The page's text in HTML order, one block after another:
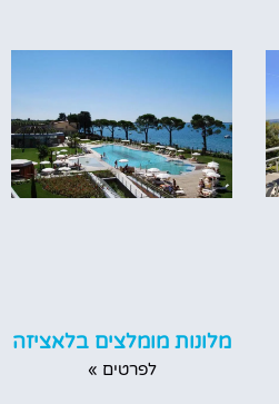
מלונות מומלצים בלאציזה
לפרטים »